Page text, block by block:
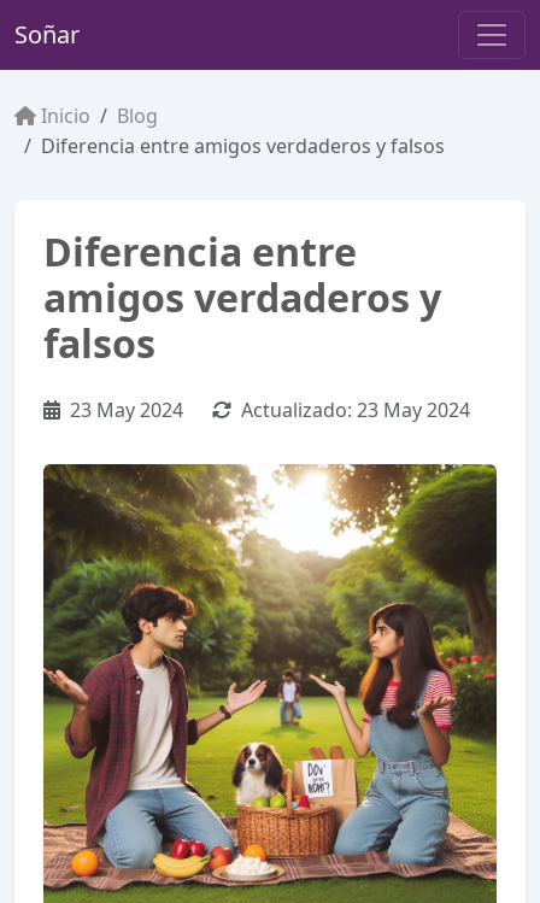
Soñar
Inicio
Blog
Diferencia entre amigos verdaderos y falsos
Diferencia entre
amigos verdaderos y
falsos
23 May 2024 Actualizado: 23 May 2024